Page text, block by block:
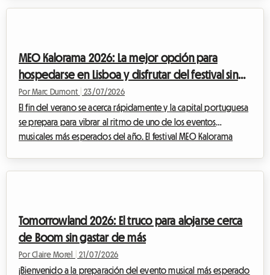
un evento así. Por eso, le...
MEO Kalorama 2026: La mejor opción para
hospedarse en Lisboa y disfrutar del festival sin
gastar una fortuna
Por Marc Dumont 23/07/2026
El fin del verano se acerca rápidamente y la capital portuguesa
se prepara para vibrar al ritmo de uno de los eventos
musicales más esperados del año. El festival MEO Kalorama
MEO Kalorama 2026 ase...
Tomorrowland 2026: El truco para alojarse cerca
de Boom sin gastar de más
Por Claire Morel 21/07/2026
¡Bienvenido a la preparación del evento musical más esperado